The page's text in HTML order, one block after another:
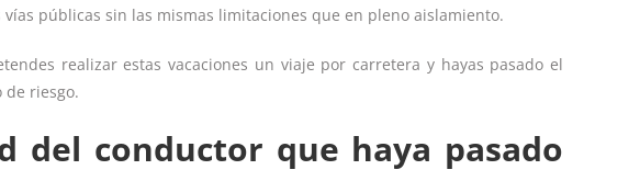
públicas sin las mismas limitaciones que en pleno aislamiento.
realizar estas vacaciones un viaje por carretera y hayas pasado el
riesgo.
del conductor que haya pasado